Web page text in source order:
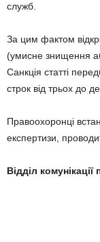
служб.
За цим фактом
(умисне знищення
Санкція статті
строк від трьох до
Правоохоронці
експертизи,
Відділ комунікації